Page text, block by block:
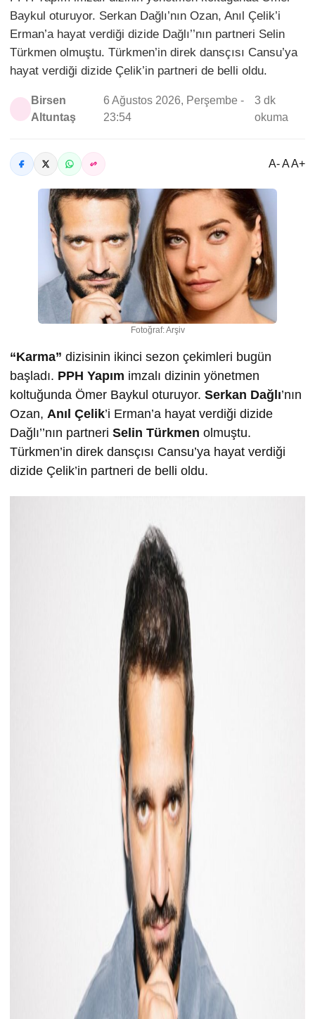
Baykul oturuyor. Serkan Dağlı’nın Ozan, Anıl Çelik’i
Erman’a hayat verdiği dizide Dağlı’’nın partneri Selin
Türkmen olmuştu. Türkmen’in direk dansçısı Cansu’ya
hayat verdiği dizide Çelik’in partneri de belli oldu.
Birsen
Altuntaş
6 Ağustos 2026, Perşembe -
23:54
3 dk
okuma
A- A A+
Fotoğraf: Arşiv
“Karma” dizisinin ikinci sezon çekimleri bugün
başladı. PPH Yapım imzalı dizinin yönetmen
koltuğunda Ömer Baykul oturuyor. Serkan Dağlı’nın
Ozan, Anıl Çelik’i Erman’a hayat verdiği dizide
Dağlı’’nın partneri Selin Türkmen olmuştu.
Türkmen’in direk dansçısı Cansu’ya hayat verdiği
dizide Çelik’in partneri de belli oldu.